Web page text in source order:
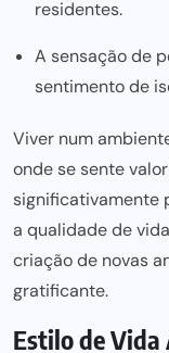
residentes.
A sensação de
sentimento de
Viver num
onde se sente
significativamente
a qualidade de
criação de novas
gratificante.
Estilo de Vida